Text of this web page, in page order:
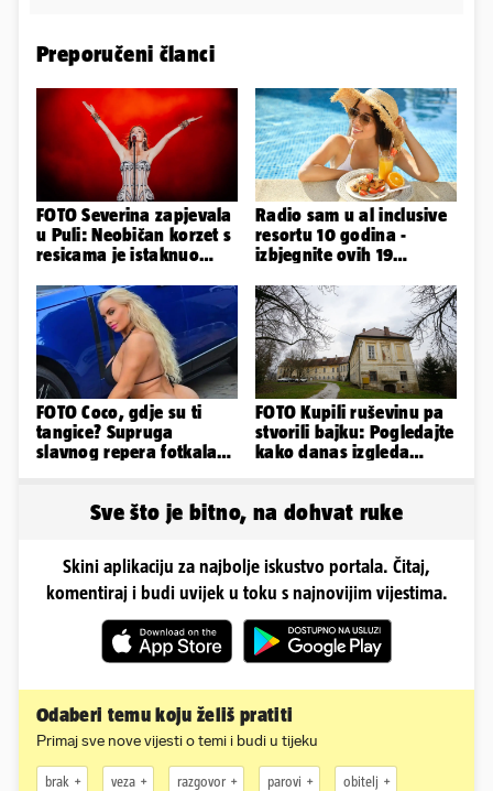
Preporučeni članci
FOTO Severina zapjevala
u Puli: Neobičan korzet s
resicama je istaknuo
Radio sam u al inclusive
resortu 10 godina -
izbjegnite ovih 19
odmor
FOTO Coco, gdje su ti
tangice? Supruga
slavnog repera fotkala
FOTO Kupili ruševinu pa
stvorili bajku: Pogledajte
kako danas izgleda
Sve što je bitno, na dohvat ruke
Skini aplikaciju za najbolje iskustvo portala. Čitaj,
komentiraj i budi uvijek u toku s najnovijim vijestima.
Odaberi temu koju želiš pratiti
Primaj sve nove vijesti o temi i budi u tijeku
brak veza razgovor parovi obitelj